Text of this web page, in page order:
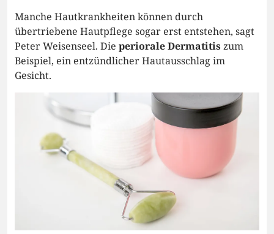
Manche Hautkrankheiten können durch
übertriebene Hautpflege sogar erst entstehen, sagt
Peter Weisenseel. Die periorale Dermatitiszum
Beispiel, ein entzündlicher Hautausschlag im
Gesicht.